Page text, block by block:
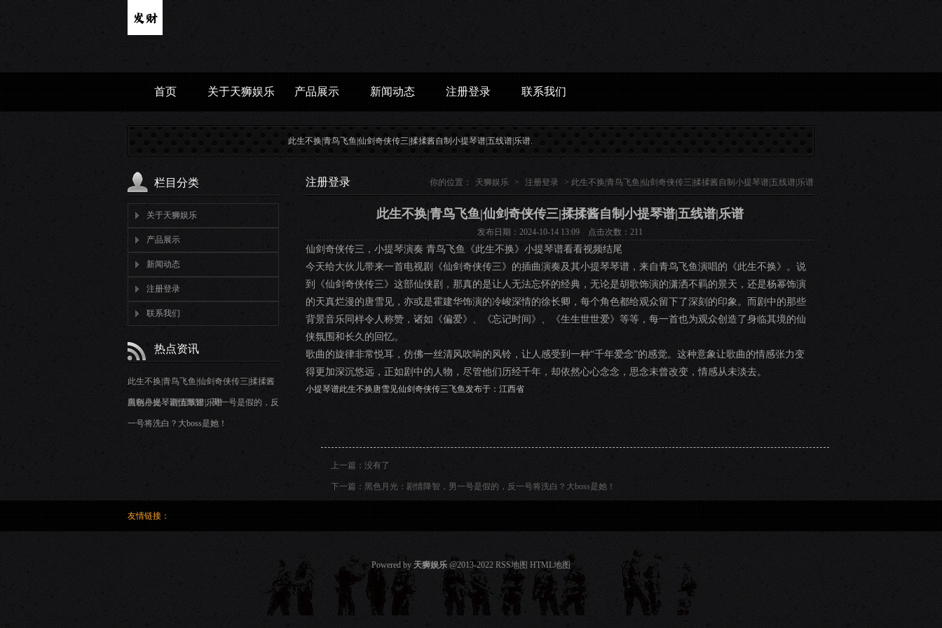
首页 关于天狮娱乐 产品展示 新闻动态 注册登录 联系我们
此生不换|青鸟飞鱼|仙剑奇侠传三|揉揉酱自制小提琴谱|五线谱|乐谱... 黑色月光：剧情降智，男一号是假的，反一号将洗白？大boss是她！...
栏目分类
关于天狮娱乐
产品展示
新闻动态
注册登录
联系我们
热点资讯
此生不换|青鸟飞鱼|仙剑奇侠传三|揉揉酱
自制小提琴谱|五线谱|乐谱
黑色月光：剧情降智，男一号是假的，反
一号将洗白？大boss是她！
注册登录 你的位置： 天狮娱乐 > 注册登录 > 此生不换|青鸟飞鱼|仙剑奇侠传三|揉揉酱自制小提琴谱|五线谱|乐谱
此生不换|青鸟飞鱼|仙剑奇侠传三|揉揉酱自制小提琴谱|五线谱|乐谱
发布日期：2024-10-14 13:09 点击次数：211
仙剑奇侠传三，小提琴演奏 青鸟飞鱼《此生不换》小提琴谱看看视频结尾
今天给大伙儿带来一首电视剧《仙剑奇侠传三》的插曲演奏及其小提琴琴谱，来自青鸟飞鱼演唱的《此生不换》。说
到《仙剑奇侠传三》这部仙侠剧，那真的是让人无法忘怀的经典，无论是胡歌饰演的潇洒不羁的景天，还是杨幂饰演
的天真烂漫的唐雪见，亦或是霍建华饰演的冷峻深情的徐长卿，每个角色都给观众留下了深刻的印象。而剧中的那些
背景音乐同样令人称赞，诸如《偏爱》、《忘记时间》、《生生世世爱》等等，每一首也为观众创造了身临其境的仙
侠氛围和长久的回忆。
歌曲的旋律非常悦耳，仿佛一丝清风吹响的风铃，让人感受到一种“千年爱念”的感觉。这种意象让歌曲的情感张力变
得更加深沉悠远，正如剧中的人物，尽管他们历经千年，却依然心心念念，思念未曾改变，情感从未淡去。
小提琴谱此生不换唐雪见仙剑奇侠传三飞鱼发布于：江西省
上一篇：没有了
下一篇： 黑色月光：剧情降智，男一号是假的，反一号将洗白？大boss是她！
友情链接：
Powered by 天狮娱乐 @2013-2022 RSS地图 HTML地图